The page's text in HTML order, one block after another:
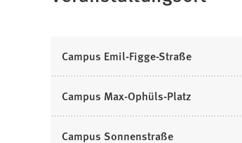
Campus Emil-Figge-Straße
Campus Max-Ophüls-Platz
Campus Sonnenstraße